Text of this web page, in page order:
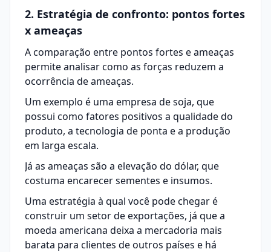
2. Estratégia de confronto: pontos fortes
x ameaças
A comparação entre pontos fortes e ameaças
permite analisar como as forças reduzem a
ocorrência de ameaças.
Um exemplo é uma empresa de soja, que
possui como fatores positivos a qualidade do
produto, a tecnologia de ponta e a produção
em larga escala.
Já as ameaças são a elevação do dólar, que
costuma encarecer sementes e insumos.
Uma estratégia à qual você pode chegar é
construir um setor deexportações, já que a
moeda americana deixa a mercadoria mais
barata para clientes de outros países e há